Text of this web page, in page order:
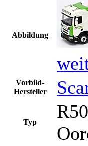
Abbildung
Vorbild-
Hersteller
Typ